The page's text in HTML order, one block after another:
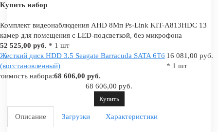
Купить набор
Комплект видеонаблюдения AHD 8Мп Ps-Link KIT-A813HDC 13
камер для помещения с LED-подсветкой, без микрофона
52 525,00 руб. * 1 шт
Жесткий диск HDD 3.5 Seagate Barracuda SATA 6Tб
(восстановленный)
16 081,00 руб.
* 1 шт
набора:68 606,00 руб.
68 606,00 руб.
Купить
Описание Загрузки Характеристики